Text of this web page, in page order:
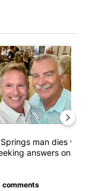
remain at troubled
article titled
man dies while
answers on hu...
comments